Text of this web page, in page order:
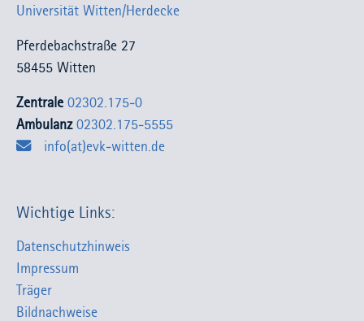
Universität Witten/Herdecke
Pferdebachstraße 27
58455 Witten
Zentrale 02302.175-0
Ambulanz 02302.175-5555
info(at)evk-witten.de
Wichtige Links:
Datenschutzhinweis
Impressum
Träger
Bildnachweise